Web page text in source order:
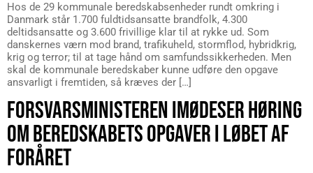
Hos de 29 kommunale beredskabsenheder rundt omkring i
Danmark står 1.700 fuldtidsansatte brandfolk, 4.300
deltidsansatte og 3.600 frivillige klar til at rykke ud. Som
danskernes værn mod brand, trafikuheld, stormflod, hybridkrig,
krig og terror; til at tage hånd om samfundssikkerheden. Men
skal de kommunale beredskaber kunne udføre den opgave
ansvarligt i fremtiden, så kræves der […]
FORSVARSMINISTEREN IMØDESER HØRING
OM BEREDSKABETS OPGAVER I LØBET AF
FORÅRET